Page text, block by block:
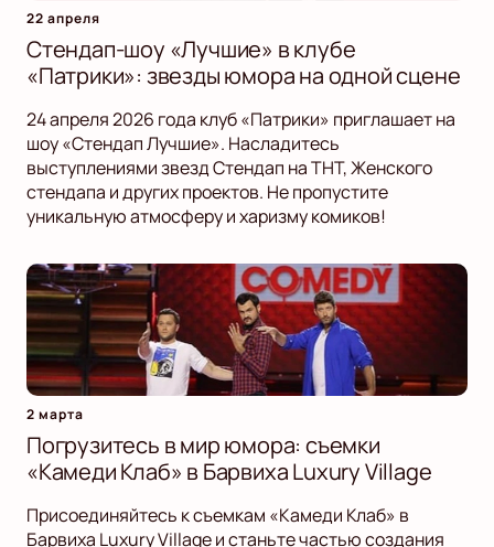
22 апреля
Стендап-шоу «Лучшие» в клубе
«Патрики»: звезды юмора на одной сцене
24 апреля 2026 года клуб «Патрики» приглашает на
шоу «Стендап Лучшие». Насладитесь
выступлениями звезд Стендап на ТНТ, Женского
стендапа и других проектов. Не пропустите
уникальную атмосферу и харизму комиков!
2 марта
Погрузитесь в мир юмора: съемки
«Камеди Клаб» в Барвиха Luxury Village
Присоединяйтесь к съемкам «Камеди Клаб» в
Барвиха Luxury Village и станьте частью создания